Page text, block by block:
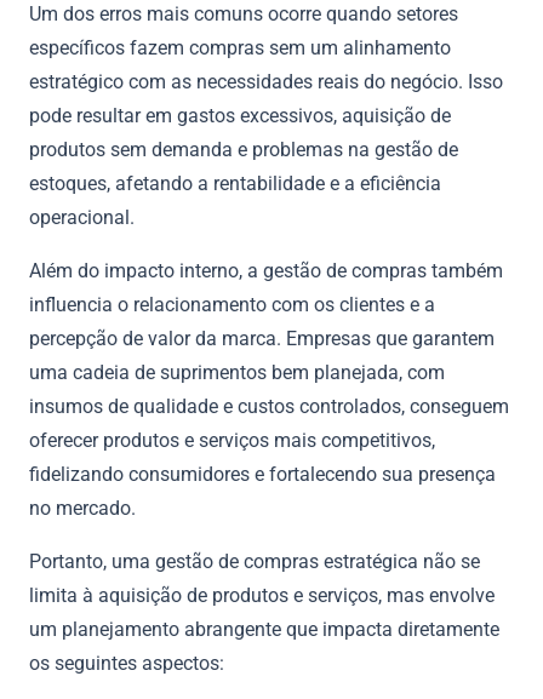
Um dos erros mais comuns ocorre quando setores
específicos fazem compras sem um alinhamento
estratégico com as necessidades reais do negócio. Isso
pode resultar em gastos excessivos, aquisição de
produtos sem demanda e problemas na gestão de
estoques, afetando a rentabilidade e a eficiência
operacional.
Além do impacto interno, a gestão de compras também
influencia o relacionamento com os clientes e a
percepção de valor da marca. Empresas que garantem
uma cadeia de suprimentos bem planejada, com
insumos de qualidade e custos controlados, conseguem
oferecer produtos e serviços mais competitivos,
fidelizando consumidores e fortalecendo sua presença
no mercado.
Portanto, uma gestão de compras estratégica não se
limita à aquisição de produtos e serviços, mas envolve
um planejamento abrangente que impacta diretamente
os seguintes aspectos: